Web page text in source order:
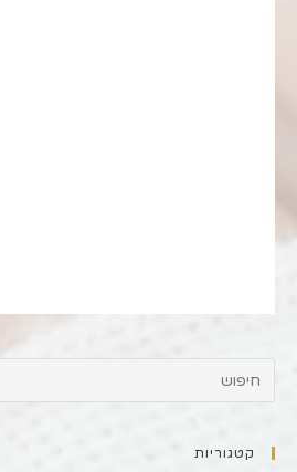
קטגוריות